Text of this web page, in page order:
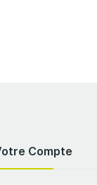
Compte